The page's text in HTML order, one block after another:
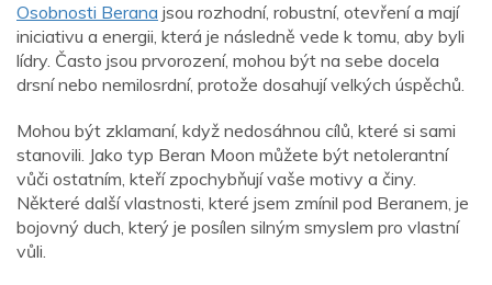
Osobnosti Berana jsou rozhodní, robustní, otevření a mají
iniciativu a energii, která je následně vede k tomu, aby byli
lídry. Často jsou prvorození, mohou být na sebe docela
drsní nebo nemilosrdní, protože dosahují velkých úspěchů.
Mohou být zklamaní, když nedosáhnou cílů, které si sami
stanovili. Jako typ Beran Moon můžete být netolerantní
vůči ostatním, kteří zpochybňují vaše motivy a činy.
Některé další vlastnosti, které jsem zmínil pod Beranem, je
bojovný duch, který je posílen silným smyslem pro vlastní
vůli.